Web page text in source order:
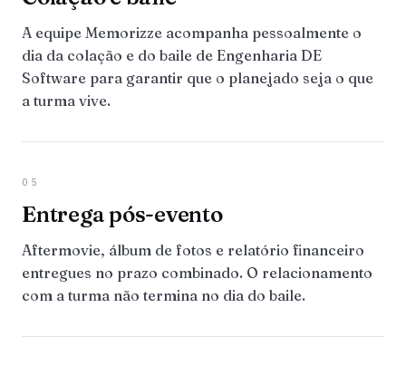
A equipe Memorizze acompanha pessoalmente o
dia da colação e do baile de Engenharia DE
Software para garantir que o planejado seja o que
a turma vive.
05
Entrega pós-evento
Aftermovie, álbum de fotos e relatório financeiro
entregues no prazo combinado. O relacionamento
com a turma não termina no dia do baile.